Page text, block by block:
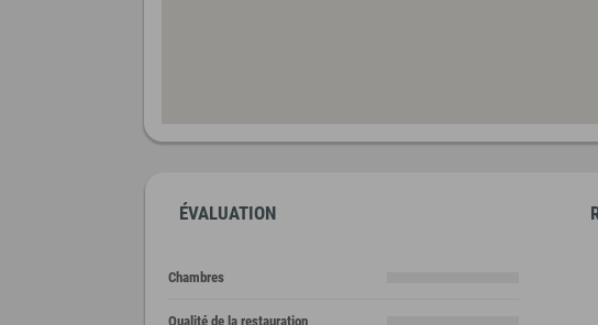
ÉVALUATION
Chambres
Qualité de la restauration